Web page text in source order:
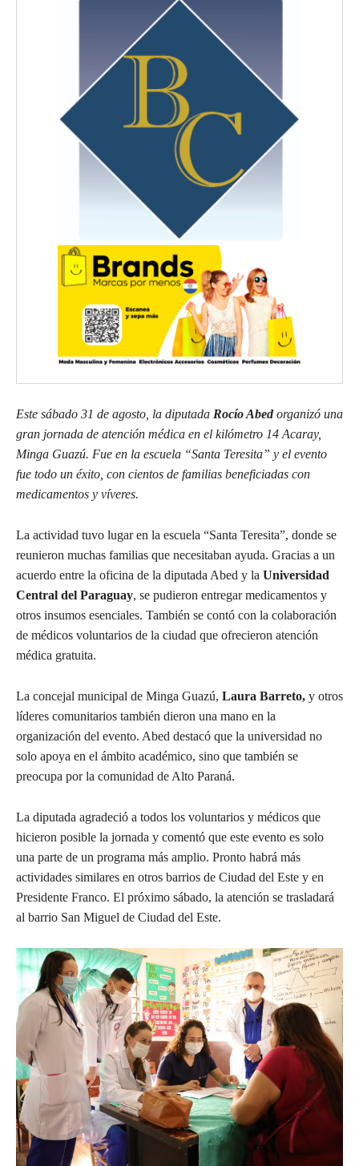
Este sábado 31 de agosto, la diputada Rocío Abedorganizó una
gran jornada de atención médica en el kilómetro 14 Acaray,
Minga Guazú. Fue en la escuela “Santa Teresita” y el evento
fue todo un éxito, con cientos de familias beneficiadas con
medicamentos y víveres.
La actividad tuvo lugar en la escuela “Santa Teresita”, donde se
reunieron muchas familias que necesitaban ayuda. Gracias a un
acuerdo entre la oficina de la diputada Abed y la Universidad
Central del Paraguay, se pudieron entregar medicamentos y
otros insumos esenciales. También se contó con la colaboración
de médicos voluntarios de la ciudad que ofrecieron atención
médica gratuita.
La concejal municipal de Minga Guazú, Laura Barreto, y otros
líderes comunitarios también dieron una mano en la
organización del evento. Abed destacó que la universidad no
solo apoya en el ámbito académico, sino que también se
preocupa por la comunidad de Alto Paraná.
La diputada agradeció a todos los voluntarios y médicos que
hicieron posible la jornada y comentó que este evento es solo
una parte de un programa más amplio. Pronto habrá más
actividades similares en otros barrios de Ciudad del Este y en
Presidente Franco. El próximo sábado, la atención se trasladará
al barrio San Miguel de Ciudad del Este.